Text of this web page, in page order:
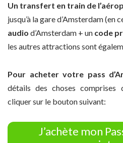
Un transfert en train de
jusqu’à la gare d’Amsterdam (en
audio d’Amsterdam + un code
les autres attractions sont
Pour acheter votre pass
détails des choses comprises
cliquer sur le bouton suivant:
J’achète mon